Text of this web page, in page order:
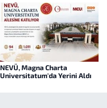
NEVÜ, Magna Charta
Universitatum'da Yerini Aldı